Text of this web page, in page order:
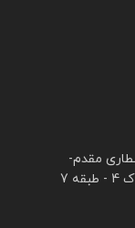
مقدم-
7